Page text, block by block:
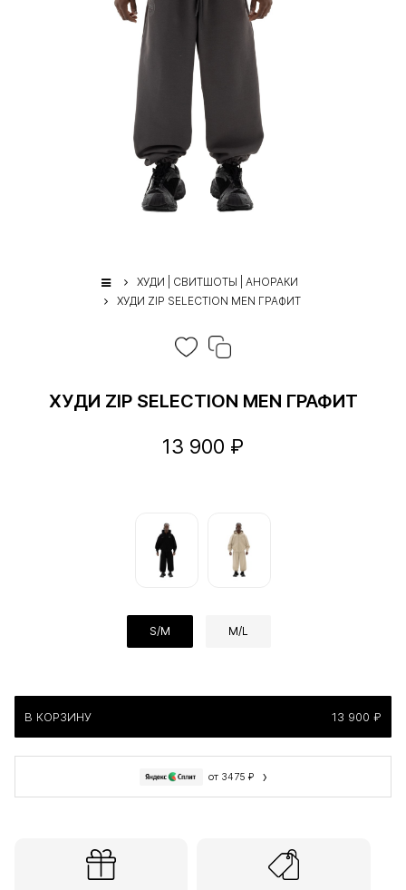
ХУДИ | СВИТШОТЫ | АНОРАКИ
ХУДИ ZIP SELECTION MEN ГРАФИТ
ХУДИ ZIP SELECTION MEN ГРАФИТ
13 900 ₽
S/M M/L
В КОРЗИНУ 13 900 ₽
от 3475 ₽ ›